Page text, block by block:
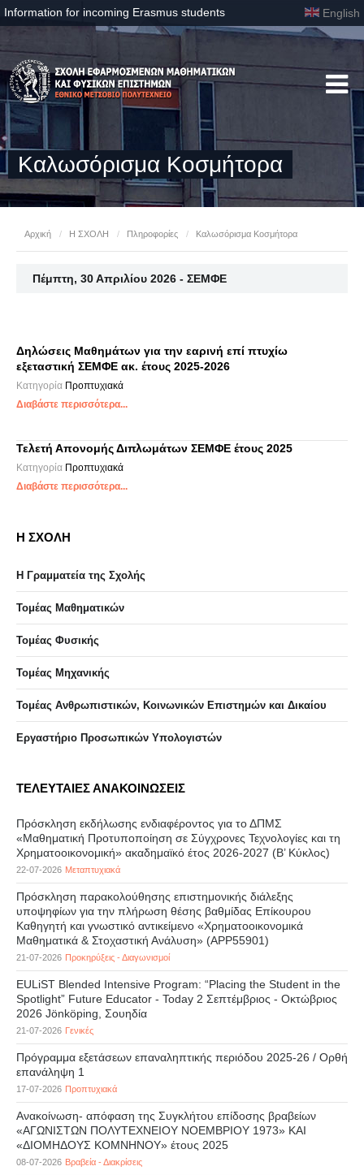
Information for incoming Erasmus students English
Καλωσόρισμα Κοσμήτορα
Αρχική / Η ΣΧΟΛΗ / Πληροφορίες / Καλωσόρισμα Κοσμήτορα
Πέμπτη, 30 Απριλίου 2026 - ΣΕΜΦΕ
Δηλώσεις Μαθημάτων για την εαρινή επί πτυχίω
εξεταστική ΣΕΜΦΕ ακ. έτους 2025-2026
Κατηγορία Προπτυχιακά
Διαβάστε περισσότερα...
Τελετή Απονομής Διπλωμάτων ΣΕΜΦΕ έτους 2025
Κατηγορία Προπτυχιακά
Διαβάστε περισσότερα...
Η ΣΧΟΛΗ
Η Γραμματεία της Σχολής
Τομέας Μαθηματικών
Τομέας Φυσικής
Τομέας Μηχανικής
Τομέας Ανθρωπιστικών, Κοινωνικών Επιστημών και Δικαίου
Eργαστήριo Προσωπικών Υπολογιστών
ΤΕΛΕΥΤΑΙΕΣ ΑΝΑΚΟΙΝΩΣΕΙΣ
Πρόσκληση εκδήλωσης ενδιαφέροντος για το ΔΠΜΣ
«Μαθηματική Προτυποποίηση σε Σύγχρονες Τεχνολογίες και τη
Χρηματοοικονομική» ακαδημαϊκό έτος 2026-2027 (B’ Kύκλος)
22-07-2026 Μεταπτυχιακά
Πρόσκληση παρακολούθησης επιστημονικής διάλεξης
υποψηφίων για την πλήρωση θέσης βαθμίδας Επίκουρου
Καθηγητή και γνωστικό αντικείμενο «Χρηματοοικονομικά
Μαθηματικά & Στοχαστική Ανάλυση» (APP55901)
21-07-2026 Προκηρύξεις - Διαγωνισμοί
EULiST Blended Intensive Program: “Placing the Student in the
Spotlight” Future Educator - Today 2 Σεπτέμβριος - Οκτώβριος
2026 Jönköping, Σουηδία
21-07-2026 Γενικές
Πρόγραμμα εξετάσεων επαναληπτικής περιόδου 2025-26 / Ορθή
επανάληψη 1
17-07-2026 Προπτυχιακά
Ανακοίνωση- απόφαση της Συγκλήτου επίδοσης βραβείων
«ΑΓΩΝΙΣΤΩΝ ΠΟΛΥΤΕΧΝΕΙΟΥ ΝΟΕΜΒΡΙΟΥ 1973» ΚΑΙ
«ΔΙΟΜΗΔΟΥΣ ΚΟΜΝΗΝΟΥ» έτους 2025
08-07-2026 Βραβεία - Διακρίσεις